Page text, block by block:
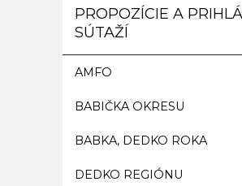
PROPOZÍCIE A
SÚTAŽÍ
AMFO
BABIČKA OKRESU
BABKA, DEDKO ROKA
DEDKO REGIÓNU